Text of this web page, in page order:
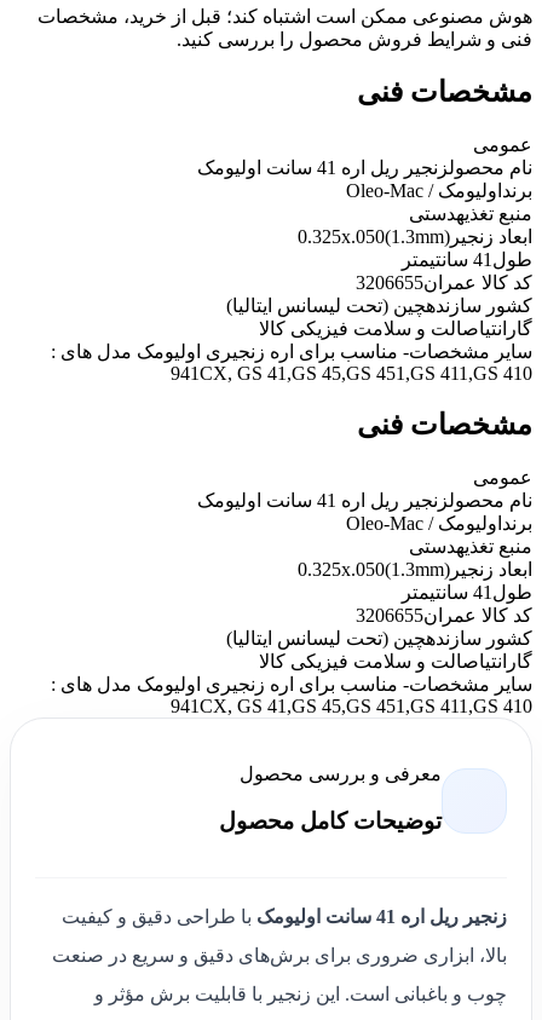
هوش مصنوعی ممکن است اشتباه کند؛ قبل از خرید، مشخصات
فنی و شرایط فروش محصول را بررسی کنید.
مشخصات فنی
عمومی
نام محصولزنجیر ریل اره 41 سانت اولیومک
برند اولیومک / Oleo-Mac
منبع تغذیهدستی
ابعاد زنجیر 0.325x.050(1.3mm)
طول 41 سانتیمتر
کد کالا عمران3206655
کشور سازندهچین (تحت لیسانس ایتالیا)
گارانتیاصالت و سلامت فیزیکی کالا
سایر مشخصات- مناسب برای اره زنجیری اولیومک مدل های :
941CX, GS 41,GS 45,GS 451,GS 411,GS 410
مشخصات فنی
عمومی
نام محصولزنجیر ریل اره 41 سانت اولیومک
برند اولیومک / Oleo-Mac
منبع تغذیهدستی
ابعاد زنجیر 0.325x.050(1.3mm)
طول 41 سانتیمتر
کد کالا عمران3206655
کشور سازندهچین (تحت لیسانس ایتالیا)
گارانتیاصالت و سلامت فیزیکی کالا
سایر مشخصات- مناسب برای اره زنجیری اولیومک مدل های :
941CX, GS 41,GS 45,GS 451,GS 411,GS 410
معرفی و بررسی محصول
توضیحات کامل محصول
زنجیر ریل اره 41 سانت اولیومک
با طراحی دقیق و کیفیت
بالا، ابزاری ضروری برای برش‌های دقیق و سریع در صنعت
چوب و باغبانی است. این زنجیر با قابلیت برش مؤثر و